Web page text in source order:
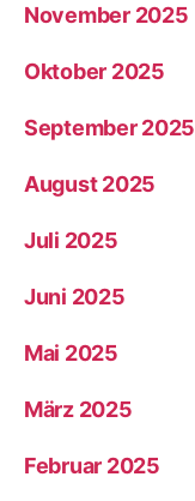
November 2025
Oktober 2025
September 2025
August 2025
Juli 2025
Juni 2025
Mai 2025
März 2025
Februar 2025